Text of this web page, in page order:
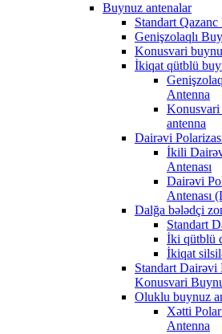
Buynuz antenalar
Standart
Genişzolaqlı
Konusvari
İkiqat qütblü
Antenna
antenna
Dairəvi
İkili
Antenası
Dairəvi
Antenası
Dalğa bələdçi
Standart
İki qütblü
İkiqat
Standart Dairəvi
Konusvari
Oluklu buynuz
Xətti
Antenna